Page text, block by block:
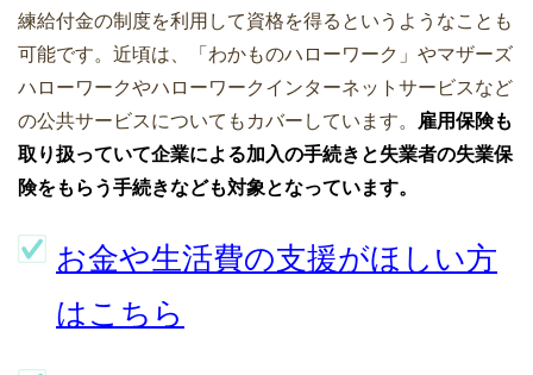
練給付金の制度を利用して資格を得るというようなことも
可能です。近頃は、「わかものハローワーク」やマザーズ
ハローワークやハローワークインターネットサービスなど
の公共サービスについてもカバーしています。
雇用保険も
取り扱っていて企業による加入の手続きと失業者の失業保
険をもらう手続きなども対象となっています。
お金や生活費の支援がほしい方
はこちら